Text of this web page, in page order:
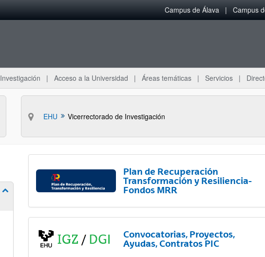
Campus de Álava Campus
Investigación Acceso a la Universidad Áreas temáticas Servicios
EHU Vicerrectorado de Investigación
Mostrar/ocultar subpáginas
Plan de Recuperación
Transformación y Resiliencia-
Fondos MRR
Convocatorias, Proyectos,
Ayudas, Contratos PIC